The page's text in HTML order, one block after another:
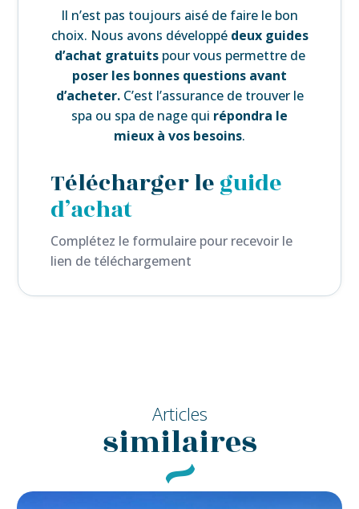
Il n’est pas toujours aisé de faire le bon
choix. Nous avons développé deux guides
d’achat gratuitspour vous permettre de
poser les bonnes questions avant
d’acheter.C’est l’assurance de trouver le
spa ou spa de nage qui répondra le
mieux à vos besoins.
Télécharger leguide
d’achat
Complétez le formulaire pour recevoir le
lien de téléchargement
Articles
similaires